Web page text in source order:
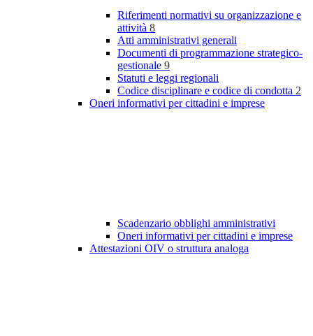
Riferimenti normativi su organizzazione e
attività 8
Atti amministrativi generali
Documenti di programmazione strategico-
gestionale 9
Statuti e leggi regionali
Codice disciplinare e codice di condotta 2
Oneri informativi per cittadini e imprese
Scadenzario obblighi amministrativi
Oneri informativi per cittadini e imprese
Attestazioni OIV o struttura analoga